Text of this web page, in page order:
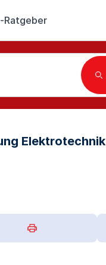
Ratgeber
Elektrotechnik